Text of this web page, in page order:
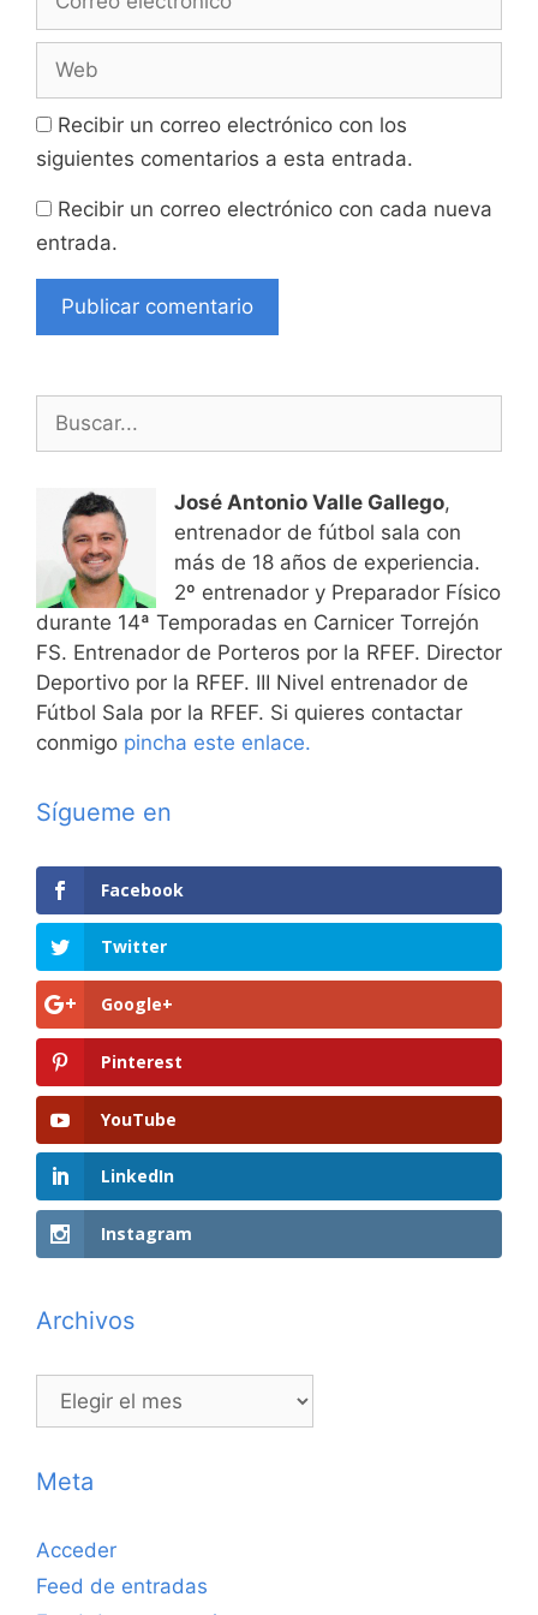
electrónico
Recibir un correo electrónico con los
siguientes comentarios a esta entrada.
Recibir un correo electrónico con cada nueva
entrada.
José Antonio Valle Gallego,
entrenador de fútbol sala con
más de 18 años de experiencia.
2º entrenador y Preparador Físico
durante 14ª Temporadas en Carnicer Torrejón
FS. Entrenador de Porteros por la RFEF. Director
Deportivo por la RFEF. III Nivel entrenador de
Fútbol Sala por la RFEF. Si quieres contactar
conmigo pincha este enlace.
Sígueme en
Facebook
Twitter
Google+
Pinterest
YouTube
LinkedIn
Instagram
Archivos
Archivos
Meta
Acceder
Feed de entradas